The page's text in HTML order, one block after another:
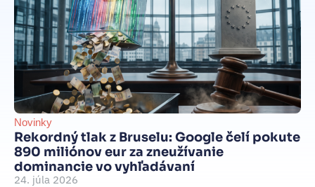
Novinky
Rekordný tlak z Bruselu: Google čelí pokute
890 miliónov eur za zneužívanie
dominancie vo vyhľadávaní
24. júla 2026